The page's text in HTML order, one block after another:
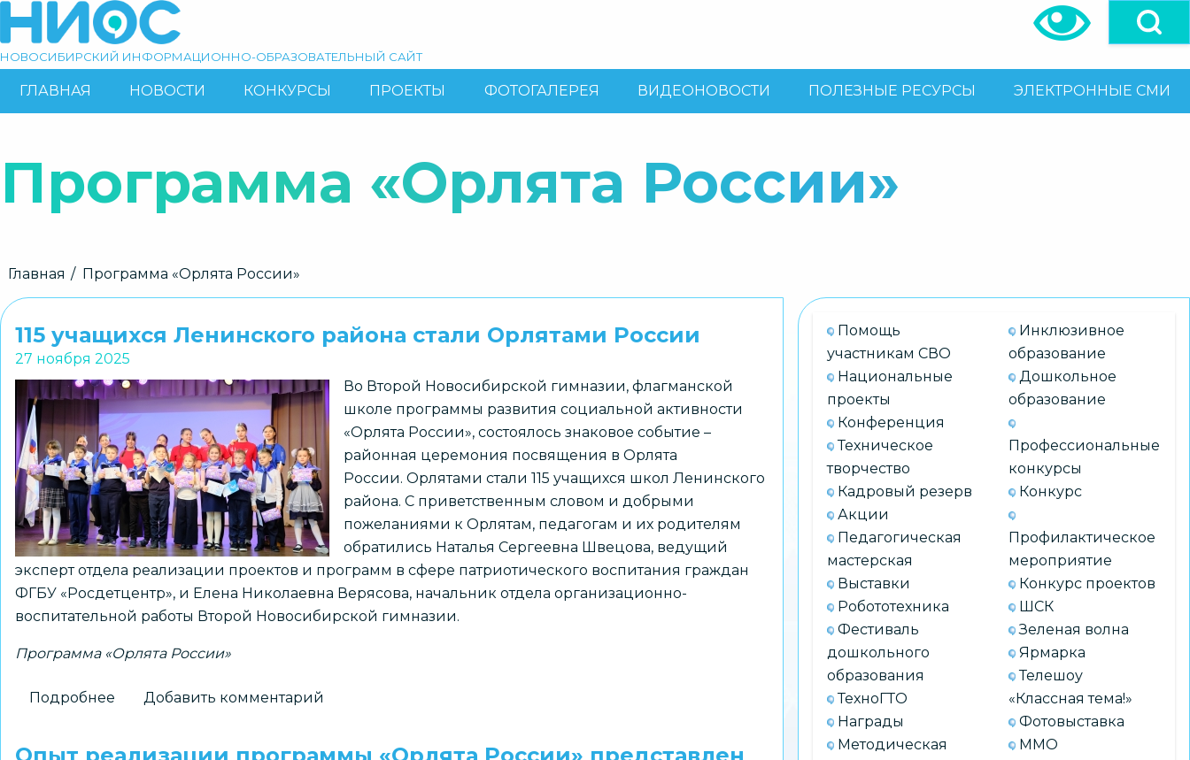
основному
Поиск
НОВОСИБИРСКИЙ ИНФОРМАЦИОННО-ОБРАЗОВАТЕЛЬНЫЙ САЙТ
ОСНОВНАЯ
ГЛАВНАЯ НОВОСТИ КОНКУРСЫ ПРОЕКТЫ ФОТОГАЛЕРЕЯ ВИДЕОНОВОСТИ ПОЛЕЗНЫЕ РЕСУРСЫ ЭЛЕКТРОННЫЕ СМИ
Программа «Орлята России»
Строка
навигации
Главная Программа «Орлята России»
115 учащихся Ленинского района стали Орлятами России
27 ноября 2025
Во Второй Новосибирской гимназии, флагманской
школе программы развития социальной активности
«Орлята России», состоялось знаковое событие –
районная церемония посвящения в Орлята
России. Орлятами стали 115 учащихся школ Ленинского
района. С приветственным словом и добрыми
пожеланиями к Орлятам, педагогам и их родителям
обратились Наталья Сергеевна Швецова, ведущий
эксперт отдела реализации проектов и программ в сфере патриотического воспитания граждан
ФГБУ «Росдетцентр», и Елена Николаевна Верясова, начальник отдела организационно-
воспитательной работы Второй Новосибирской гимназии.
Программа «Орлята России»
Подробнее Добавить комментарий
Помощь
участникам СВО
Национальные
проекты
Конференция
Техническое
творчество
Кадровый резерв
Акции
Педагогическая
мастерская
Выставки
Робототехника
Фестиваль
дошкольного
образования
ТехноГТО
Награды
Методическая
Инклюзивное
образование
Дошкольное
образование
Профессиональные
конкурсы
Конкурс
Профилактическое
мероприятие
Конкурс проектов
ШСК
Зеленая волна
Ярмарка
Телешоу
«Классная тема!»
Фотовыставка
ММО